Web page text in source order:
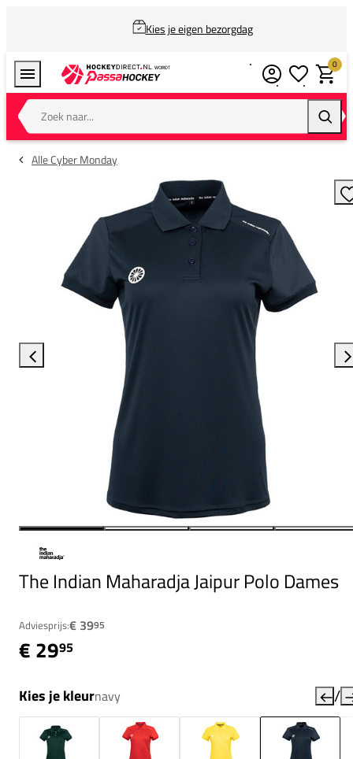
Kies je eigen bezorgdag
Zoek naar...
0
Alle Cyber Monday
The Indian Maharadja Jaipur Polo Dames
Adviesprijs:€ 3995
€ 2995
Kies je kleurnavy /